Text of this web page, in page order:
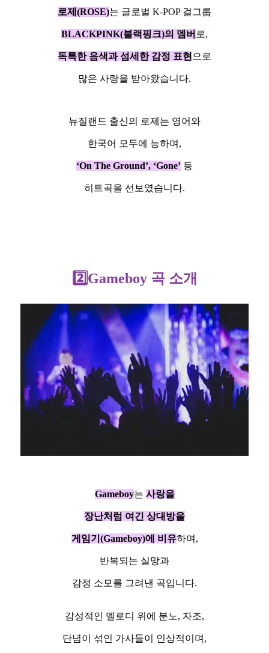
로제(ROSE)는 글로벌 K-POP 걸그룹
BLACKPINK(블랙핑크)의 멤버 로,
독특한 음색과 섬세한 감정 표현 으로
많은 사랑을 받아왔습니다.
뉴질랜드 출신의 로제는 영어와
한국어 모두에 능하며,
‘On The Ground’, ‘Gone’ 등
히트곡을 선보였습니다.
2️⃣Gameboy 곡 소개
Gameboy는 사랑을
장난처럼 여긴 상대방을
게임기(Gameboy)에 비유하며,
반복되는 실망과
감정 소모를 그려낸 곡입니다.
감성적인 멜로디 위에 분노, 자조,
단념이 섞인 가사들이 인상적이며,